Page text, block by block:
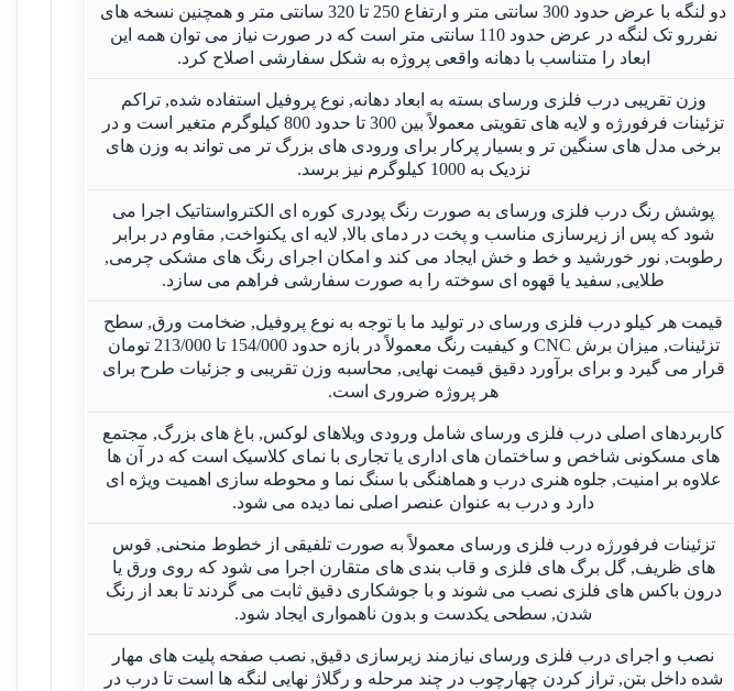
دو لنگه با عرض حدود 300 سانتی متر و ارتفاع 250 تا 320 سانتی متر و همچنین نسخه های
نفررو تک لنگه در عرض حدود 110 سانتی متر است که در صورت نیاز می توان همه این
ابعاد را متناسب با دهانه واقعی پروژه به شکل سفارشی اصلاح کرد.
وزن تقریبی درب فلزی ورسای بسته به ابعاد دهانه, نوع پروفیل استفاده شده, تراکم
تزئینات فرفورژه و لایه های تقویتی معمولاً بین 300 تا حدود 800 کیلوگرم متغیر است و در
برخی مدل های سنگین تر و بسیار پرکار برای ورودی های بزرگ تر می تواند به وزن های
نزدیک به 1000 کیلوگرم نیز برسد.
پوشش رنگ درب فلزی ورسای به صورت رنگ پودری کوره ای الکترواستاتیک اجرا می
شود که پس از زیرسازی مناسب و پخت در دمای بالا, لایه ای یکنواخت, مقاوم در برابر
رطوبت, نور خورشید و خط و خش ایجاد می کند و امکان اجرای رنگ های مشکی چرمی,
طلایی, سفید یا قهوه ای سوخته را به صورت سفارشی فراهم می سازد.
قیمت هر کیلو درب فلزی ورسای در تولید ما با توجه به نوع پروفیل, ضخامت ورق, سطح
تزئینات, میزان برش CNC و کیفیت رنگ معمولاً در بازه حدود
154/000 تا 213/000 تومان
قرار می گیرد و برای برآورد دقیق قیمت نهایی, محاسبه وزن تقریبی و جزئیات طرح برای
هر پروژه ضروری است.
کاربردهای اصلی درب فلزی ورسای شامل ورودی ویلاهای لوکس, باغ های بزرگ, مجتمع
های مسکونی شاخص و ساختمان های اداری یا تجاری با نمای کلاسیک است که در آن ها
علاوه بر امنیت, جلوه هنری درب و هماهنگی با سنگ نما و محوطه سازی اهمیت ویژه ای
دارد و درب به عنوان عنصر اصلی نما دیده می شود.
تزئینات فرفورژه درب فلزی ورسای معمولاً به صورت تلفیقی از خطوط منحنی, قوس
های ظریف, گل برگ های فلزی و قاب بندی های متقارن اجرا می شود که روی ورق یا
درون باکس های فلزی نصب می شوند و با جوشکاری دقیق ثابت می گردند تا بعد از رنگ
شدن, سطحی یکدست و بدون ناهمواری ایجاد شود.
نصب و اجرای درب فلزی ورسای نیازمند زیرسازی دقیق, نصب صفحه پلیت های مهار
شده داخل بتن, تراز کردن چهارچوب در چند مرحله و رگلاژ نهایی لنگه ها است تا درب در